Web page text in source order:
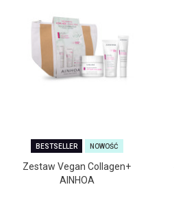
BESTSELLER NOWOŚĆ
Zestaw Vegan Collagen+
AINHOA